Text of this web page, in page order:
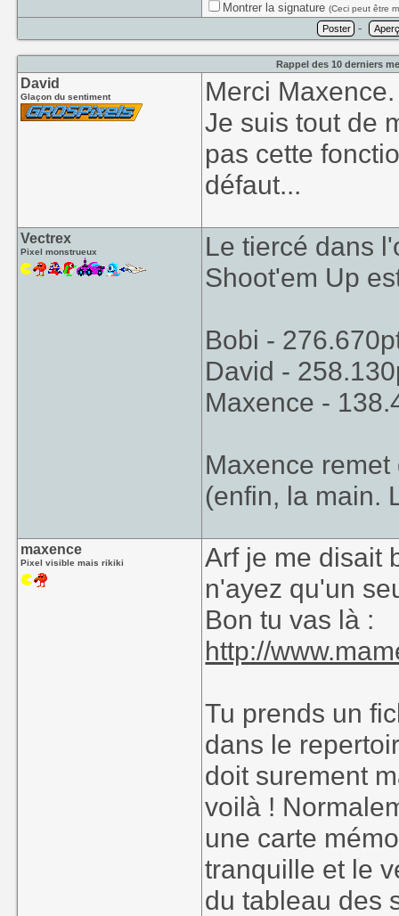
Montrer la signature(Ceci peut être
-
Rappel des 10 derniers
David
Glaçon du sentiment
Merci Maxence.
Je suis tout de
pas cette
défaut...
Vectrex
Pixel monstrueux
Le tiercé dans
Shoot'em Up
Bobi -
David -
Maxence -
Maxence
(enfin, la main.
maxence
Pixel visible mais rikiki
Arf je me disait
n'ayez qu'un
Bon tu vas là :
http://
Tu prends un
dans le
doit surement
voilà !
une carte
tranquille et le
du tableau des